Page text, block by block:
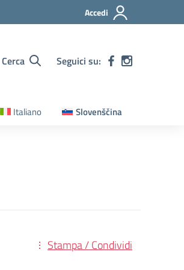
Accedi
Cerca Seguici su:
Italiano Slovenščina
Stampa / Condividi